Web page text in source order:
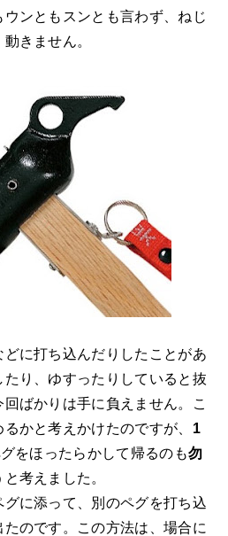
ンともスンとも言わず、ねじ
きません。
に打ち込んだりしたことがあ
り、ゆすったりしていると抜
ばかりは手に負えません。こ
かと考えかけたのですが、 1
をほったらかして帰るのも勿
と考えました。
に添って、別のペグを打ち込
のです。この方法は、場合に